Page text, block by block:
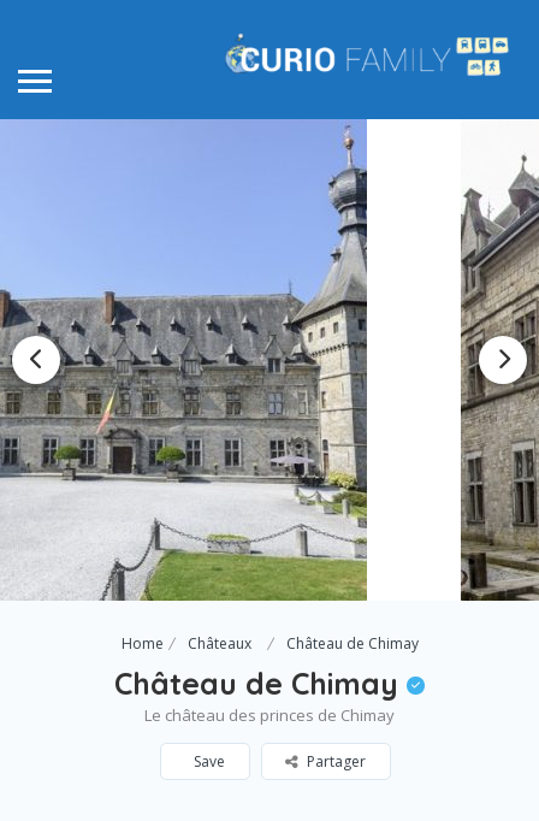
Home Châteaux Château de Chimay
Château de Chimay
Le château des princes de Chimay
Save Partager